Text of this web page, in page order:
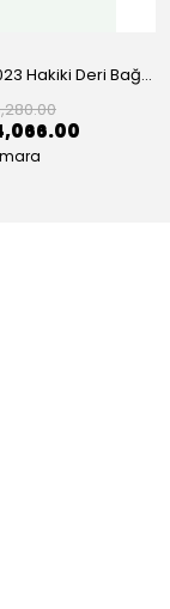
Cooliza 10023 Hakiki Deri Bağcıklı ve Fermuarlı Rahat Kadın Bot Ayakkabı - Siyah